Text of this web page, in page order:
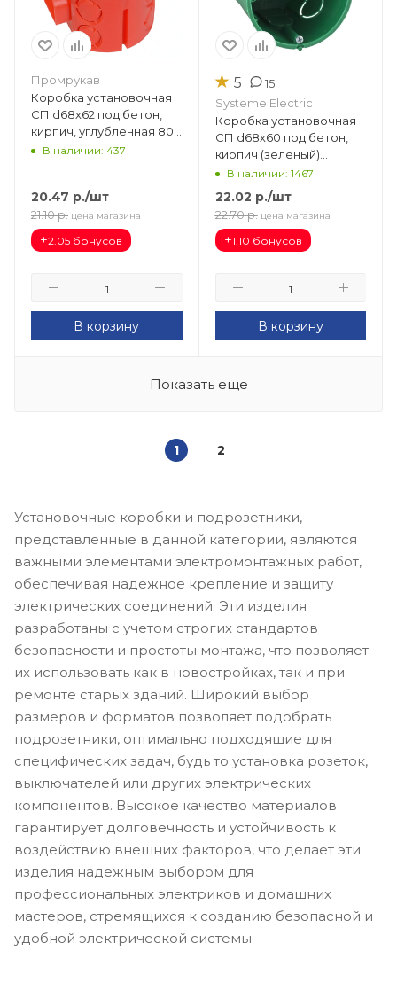
Промрукав
Коробка установочная
СП d68х62 под бетон,
кирпич, углубленная 80-
0510 безгалогенная (HF)
В наличии: 437
20.47 р./шт
21.10 р. цена магазина
+2.05 бонусов
В корзину
★ 5 15
Systeme Electric
Коробка установочная
СП d68х60 под бетон,
кирпич (зеленый)
IMT35101
В наличии: 1467
22.02 р./шт
22.70 р. цена магазина
+1.10 бонусов
В корзину
Показать еще
1 2
Установочные коробки и подрозетники,
представленные в данной категории, являются
важными элементами электромонтажных работ,
обеспечивая надежное крепление и защиту
электрических соединений. Эти изделия
разработаны с учетом строгих стандартов
безопасности и простоты монтажа, что позволяет
их использовать как в новостройках, так и при
ремонте старых зданий. Широкий выбор
размеров и форматов позволяет подобрать
подрозетники, оптимально подходящие для
специфических задач, будь то установка розеток,
выключателей или других электрических
компонентов. Высокое качество материалов
гарантирует долговечность и устойчивость к
воздействию внешних факторов, что делает эти
изделия надежным выбором для
профессиональных электриков и домашних
мастеров, стремящихся к созданию безопасной и
удобной электрической системы.